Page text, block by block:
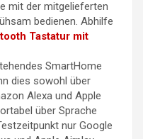
mit der mitgelieferten
bedienen. Abhilfe
Tastatur mit
SmartHome
dies sowohl über
Alexa und Apple
über Sprache
nur Google